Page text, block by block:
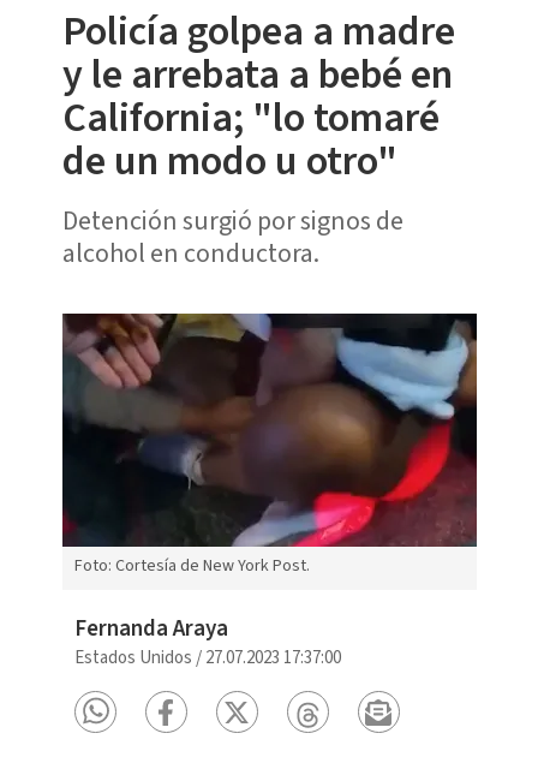
Policía golpea a madre
y le arrebata a bebé en
California; "lo tomaré
de un modo u otro"
Detención surgió por signos de
alcohol en conductora.
Foto: Cortesía de New York Post.
Fernanda Araya
Estados Unidos /27.07.2023 17:37:00